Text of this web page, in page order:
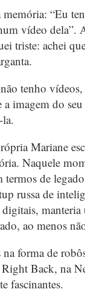
“Eu
vídeo dela”.
triste: achei
tenho vídeos,
imagem do
Mariane
Naquele
de
russa de
ao menos
forma de
Back, na
fascinantes.